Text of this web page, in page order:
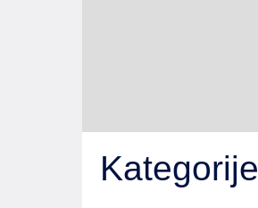
Kategorije